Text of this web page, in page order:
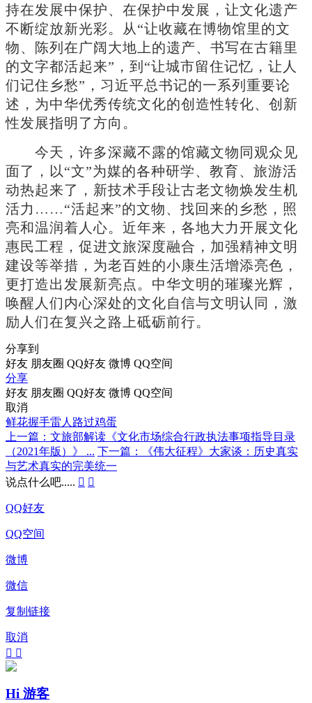
持在发展中保护、在保护中发展，让文化遗产
不断绽放新光彩。从“让收藏在博物馆里的文
物、陈列在广阔大地上的遗产、书写在古籍里
的文字都活起来”，到“让城市留住记忆，让人
们记住乡愁”，习近平总书记的一系列重要论
述，为中华优秀传统文化的创造性转化、创新
性发展指明了方向。
今天，许多深藏不露的馆藏文物同观众见
面了，以“文”为媒的各种研学、教育、旅游活
动热起来了，新技术手段让古老文物焕发生机
活力……“活起来”的文物、找回来的乡愁，照
亮和温润着人心。近年来，各地大力开展文化
惠民工程，促进文旅深度融合，加强精神文明
建设等举措，为老百姓的小康生活增添亮色，
更打造出发展新亮点。中华文明的璀璨光辉，
唤醒人们内心深处的文化自信与文明认同，激
励人们在复兴之路上砥砺前行。
分享到
好友 朋友圈 QQ好友 微博 QQ空间
分享
好友 朋友圈 QQ好友 微博 QQ空间
取消
鲜花握手雷人路过鸡蛋
上一篇：文旅部解读《文化市场综合行政执法事项指导目录
（2021年版）》 ... 下一篇：《伟大征程》大家谈：历史真实
与艺术真实的完美统一
说点什么吧.....  
QQ好友
QQ空间
微博
微信
复制链接
取消
 
Hi 游客